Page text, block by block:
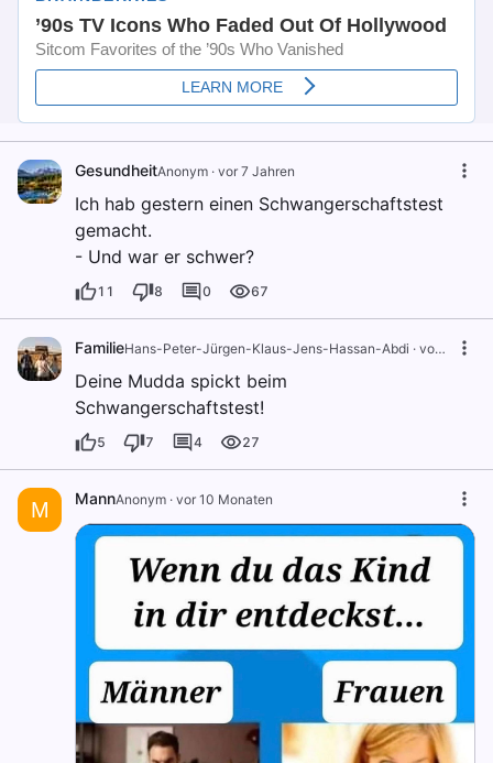
GesundheitAnonym · vor 7 Jahren
Ich hab gestern einen Schwangerschaftstest
gemacht.
- Und war er schwer?
11 8 0 67
FamilieHans-Peter-Jürgen-Klaus-Jens-Hassan-Abdi · vor 2 Jahren
Deine Mudda spickt beim
Schwangerschaftstest!
5 7 4 27
M MannAnonym · vor 10 Monaten